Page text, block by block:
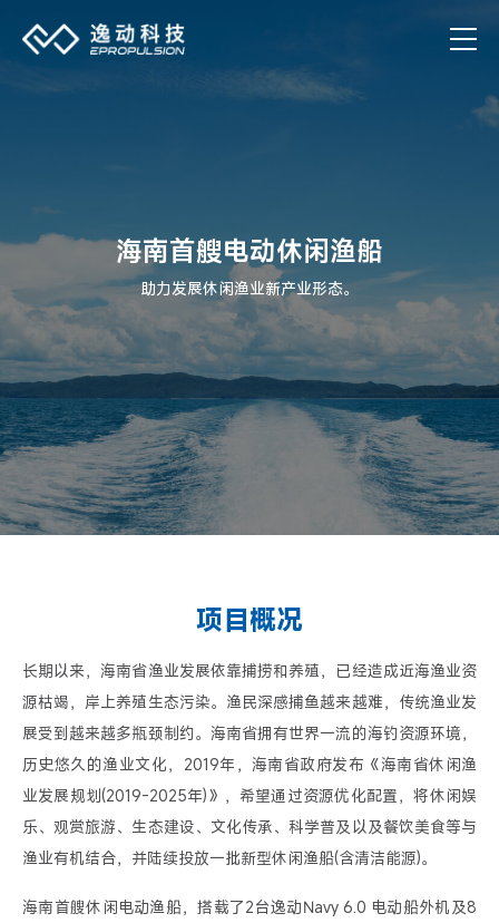
海南首艘电动休闲渔船
助力发展休闲渔业新产业形态。
项目概况
长期以来，海南省渔业发展依靠捕捞和养殖，已经造成近海渔业资
源枯竭，岸上养殖生态污染。渔民深感捕鱼越来越难，传统渔业发
展受到越来越多瓶颈制约。海南省拥有世界一流的海钓资源环境，
历史悠久的渔业文化，2019年，海南省政府发布《海南省休闲渔
业发展规划(2019-2025年)》，希望通过资源优化配置，将休闲娱
乐、观赏旅游、生态建设、文化传承、科学普及以及餐饮美食等与
渔业有机结合，并陆续投放一批新型休闲渔船(含清洁能源)。
海南首艘休闲电动渔船，搭载了2台逸动Navy 6.0 电动船外机及8